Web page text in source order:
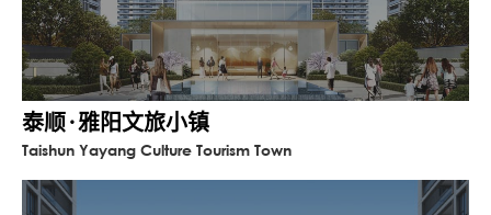
泰顺·雅阳文旅小镇
Taishun Yayang Culture Tourism Town